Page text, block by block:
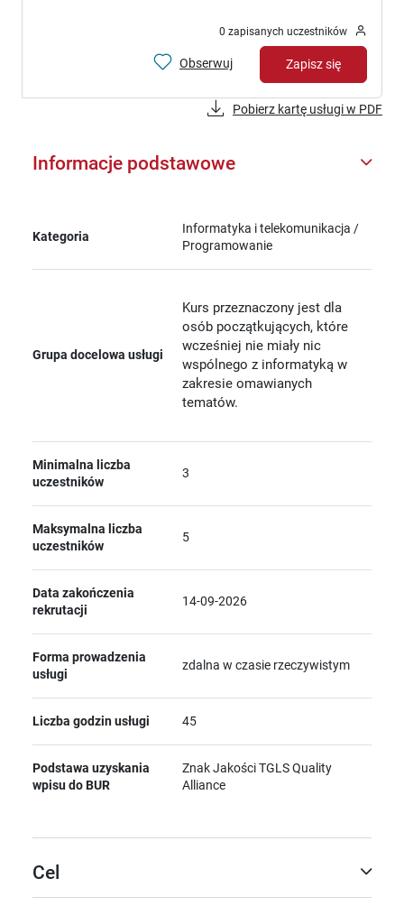
0 zapisanych uczestników
Obserwuj Zapisz się
Pobierz kartę usługi w PDF
Informacje podstawowe
Kategoria
Informatyka i telekomunikacja /
Programowanie
Grupa docelowa usługi
Kurs przeznaczony jest dla
osób początkujących, które
wcześniej nie miały nic
wspólnego z informatyką w
zakresie omawianych
tematów.
Minimalna liczba
uczestników
3
Maksymalna liczba
uczestników
5
Data zakończenia
rekrutacji
14-09-2026
Forma prowadzenia
usługi
zdalna w czasie rzeczywistym
Liczba godzin usługi 45
Podstawa uzyskania
wpisu do BUR
Znak Jakości TGLS Quality
Alliance
Cel